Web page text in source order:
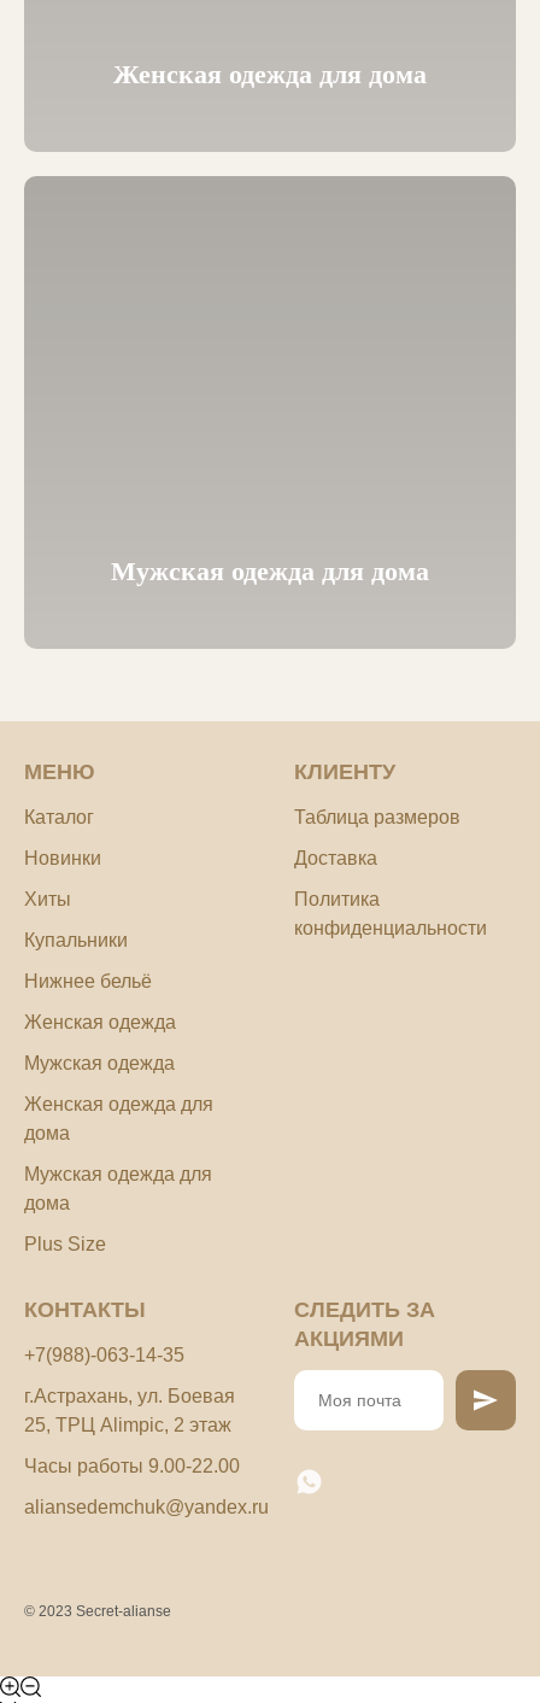
Женская одежда для дома
Мужская одежда для дома
МЕНЮ
Каталог
Новинки
Хиты
Купальники
Нижнее бельё
Женская одежда
Мужская одежда
Женская одежда для
дома
Мужская одежда для
дома
Plus Size
КЛИЕНТУ
Таблица размеров
Доставка
Политика
конфиденциальности
КОНТАКТЫ
+7(988)-063-14-35
г.Астрахань, ул. Боевая
25, ТРЦ Alimpic, 2 этаж
Часы работы 9.00-22.00
aliansedemchuk@yandex.ru
СЛЕДИТЬ ЗА
АКЦИЯМИ
© 2023 Secret-alianse